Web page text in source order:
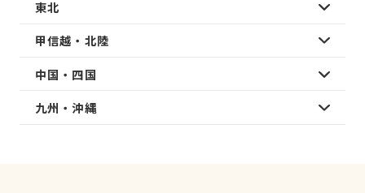
東北
甲信越・北陸
中国・四国
九州・沖縄